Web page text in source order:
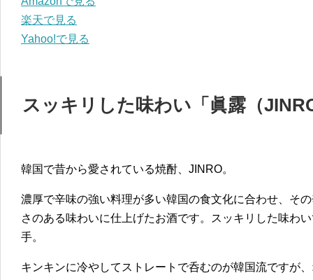
楽天で見る
Yahoo!で見る
スッキリした味わい「眞露（
韓国で昔から愛されている焼酎、JINRO。
濃厚で辛味の強い料理が多い韓国の食文化に合わせ、そ
さのある味わいに仕上げたお酒です。スッキリした味わ
手。
キンキンに冷やしてストレートで呑むのが韓国流ですが